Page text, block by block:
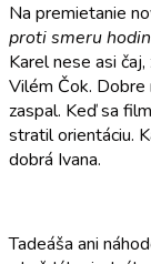
Na premietanie
proti smeru
Karel nese asi
Vilém Čok. Dobre
zaspal. Keď sa
stratil orientáciu.
dobrá Ivana.
Tadeáša ani